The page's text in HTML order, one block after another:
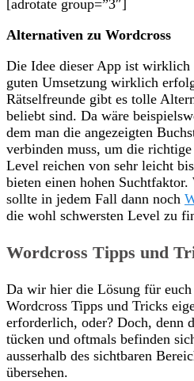
[adrotate group=”3″]
Alternativen zu Wordcross
Die Idee dieser App ist wirklich
guten Umsetzung wirklich
Rätselfreunde gibt es tolle
beliebt sind. Da wäre
dem man die angezeigten
verbinden muss, um die
Level reichen von sehr leicht
bieten einen hohen
sollte in jedem Fall dann noch
die wohl schwersten Level zu
Wordcross Tipps und
Da wir hier die Lösung für
Wordcross Tipps und Tricks
erforderlich, oder? Doch, denn
tücken und oftmals befinden
ausserhalb des sichtbaren
übersehen.